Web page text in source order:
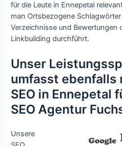
für die Leute in Ennepetal
man Ortsbezogene
Verzeichnisse und Bewertungen
Linkbuilding durchführt.
Unser
umfasst ebenfalls
SEO in Ennepetal
SEO Agentur
Unsere